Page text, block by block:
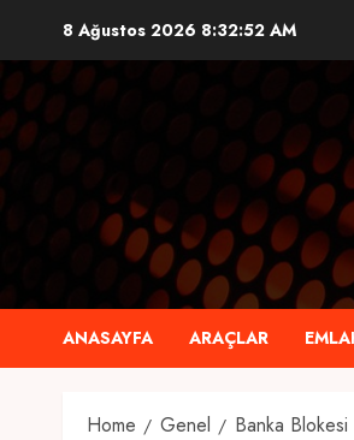
content
8 Ağustos 2026 8:32:53 AM
ANASAYFA ARAÇLAR
Home Genel Banka